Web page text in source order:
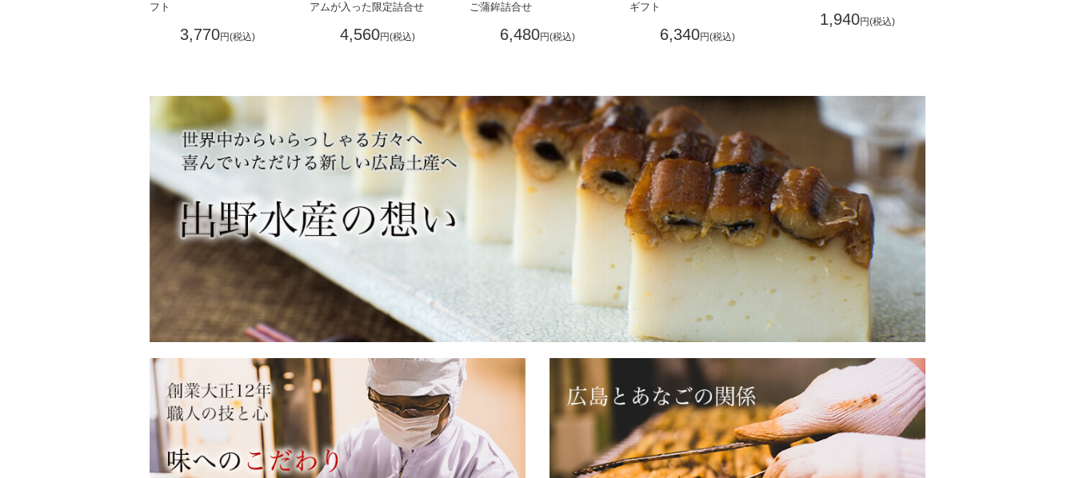
フト
3,770
アムが入った限定詰合せ
4,560
ご蒲鉾詰合せ
6,480
ギフト
6,340
1,940